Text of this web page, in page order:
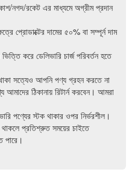
নগদ/রকেট এর মাধ্যমে অগ্রীম প্রদান
প্রোডাক্টের দামের ৫০% বা সম্পূর্ন দাম
করে ডেলিভারি চার্জ পরিবর্তন হতে
থাকা সত্যেও আপনি পণ্য গ্রহন করতে না
আমাদের ঠিকানায় রিটার্ন করবেন। আমরা
পণ্যের স্টক থাকার ওপর নির্ভরশীল।
থাকলে প্রতিশ্রুত সময়ের চাইতে
পারে।